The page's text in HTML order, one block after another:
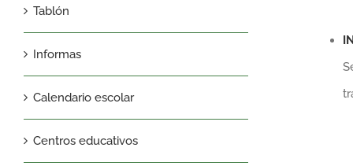
Tablón
Informas
Calendario escolar
Centros educativos